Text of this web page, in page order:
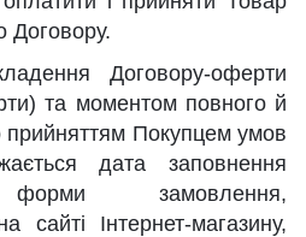
Договору.
Договору-оферти
та моментом повного й
прийняттям Покупцем умов
дата заповнення
замовлення,
сайті Інтернет-магазину,